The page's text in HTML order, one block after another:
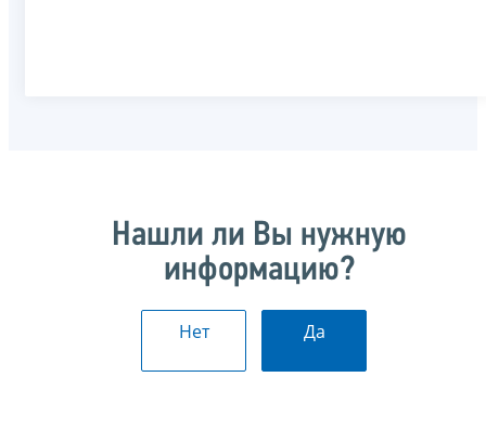
Нашли ли Вы нужную
информацию?
Нет Да